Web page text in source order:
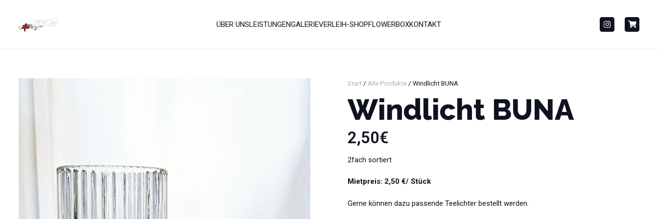
ÜBER UNSLEISTUNGENGALERIEVERLEIH-SHOPFLOWERBOXKONTAKT
Start / Alle Produkte / Windlicht BUNA
Windlicht BUNA
2,50€
2fach sortiert
Mietpreis: 2,50 €/ Stück
Gerne können dazu passende Teelichter bestellt werden.